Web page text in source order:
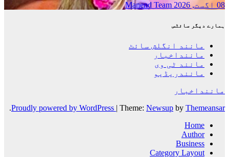
08 اگست, 2026 Manend Team
ہمارے دیگر سائٹس
مانند انگلش سائٹ
ماننداخبار
مانند ٹی وی
مانندریڈیو
ماننداخبار
Proudly powered by WordPress | Theme: Newsup by Themeansar
.
Home
Author
Business
Category Layout